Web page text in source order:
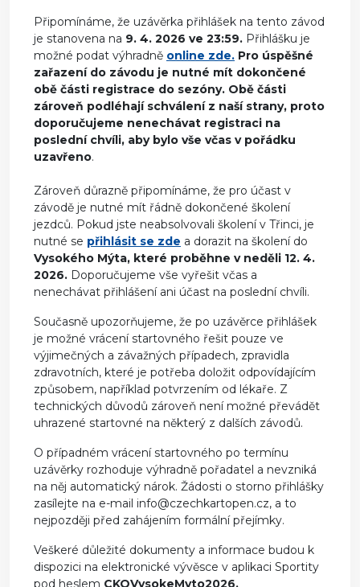
Připomínáme, že uzávěrka přihlášek na tento závod
je stanovena na 9. 4. 2026 ve 23:59. Přihlášku je
možné podat výhradně online zde. Pro úspěšné
zařazení do závodu je nutné mít dokončené
obě části registrace do sezóny. Obě části
zároveň podléhají schválení z naší strany, proto
doporučujeme nenechávat registraci na
poslední chvíli, aby bylo vše včas v pořádku
uzavřeno.
Zároveň důrazně připomínáme, že pro účast v
závodě je nutné mít řádně dokončené školení
jezdců. Pokud jste neabsolvovali školení v Třinci, je
nutné se přihlásit se zde a dorazit na školení do
Vysokého Mýta, které proběhne v neděli 12. 4.
2026. Doporučujeme vše vyřešit včas a
nenechávat přihlášení ani účast na poslední chvíli.
Současně upozorňujeme, že po uzávěrce přihlášek
je možné vrácení startovného řešit pouze ve
výjimečných a závažných případech, zpravidla
zdravotních, které je potřeba doložit odpovídajícím
způsobem, například potvrzením od lékaře. Z
technických důvodů zároveň není možné převádět
uhrazené startovné na některý z dalších závodů.
O případném vrácení startovného po termínu
uzávěrky rozhoduje výhradně pořadatel a nevzniká
na něj automatický nárok. Žádosti o storno přihlášky
zasílejte na e-mail info@czechkartopen.cz, a to
nejpozději před zahájením formální přejímky.
Veškeré důležité dokumenty a informace budou k
dispozici na elektronické vývěsce v aplikaci Sportity
pod heslem CKOVysokeMyto2026.